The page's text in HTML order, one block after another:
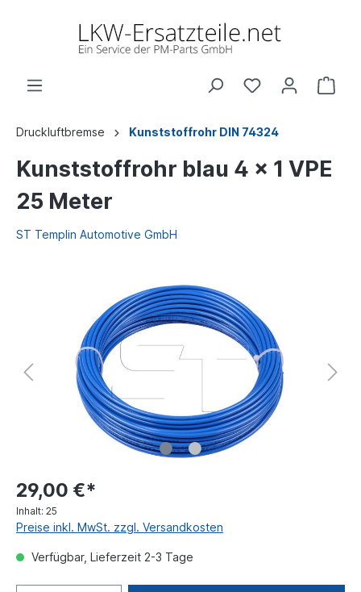
Druckluftbremse Kunststoffrohr DIN 74324
Kunststoffrohr blau 4 x 1 VPE
25 Meter
ST Templin Automotive GmbH
29,00 €*
Inhalt: 25
Preise inkl. MwSt. zzgl. Versandkosten
Verfügbar, Lieferzeit 2-3 Tage